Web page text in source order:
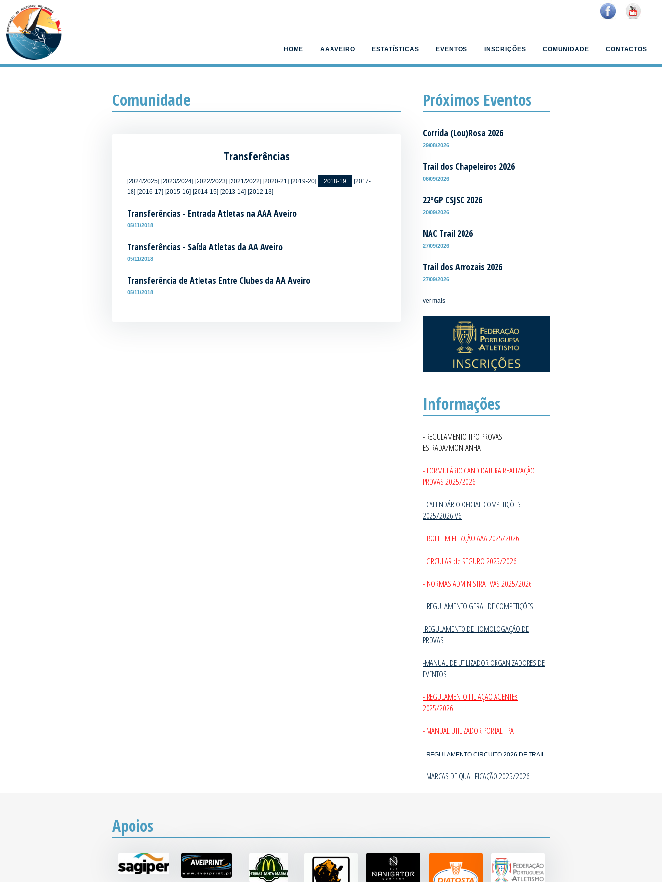
HOME AAAVEIRO ESTATÍSTICAS EVENTOS INSCRIÇÕES COMUNIDADE CONTACTOS
Comunidade
Transferências
[2024/2025] [2023/2024] [2022/2023] [2021/2022] [2020-21] [2019-20] 2018-19
[2017-
18] [2016-17] [2015-16] [2014-15] [2013-14] [2012-13]
Transferências - Entrada Atletas na AAA Aveiro
05/11/2018
Transferências - Saída Atletas da AA Aveiro
05/11/2018
Transferência de Atletas Entre Clubes da AA Aveiro
05/11/2018
Próximos Eventos
Corrida (Lou)Rosa 2026
29/08/2026
Trail dos Chapeleiros 2026
06/09/2026
22ºGP CSJSC 2026
20/09/2026
NAC Trail 2026
27/09/2026
Trail dos Arrozais 2026
27/09/2026
ver mais
Informações
- REGULAMENTO TIPO PROVAS
ESTRADA/MONTANHA
- FORMULÁRIO CANDIDATURA REALIZAÇÃO
PROVAS 2025/2026
- CALENDÁRIO OFICIAL COMPETIÇÕES
2025/2026 V6
- BOLETIM FILIAÇÃO AAA 2025/2026
- CIRCULAR de SEGURO 2025/2026
- NORMAS ADMINISTRATIVAS 2025/2026
- REGULAMENTO GERAL DE COMPETIÇÕES
-REGULAMENTO DE HOMOLOGAÇÃO DE
PROVAS
-MANUAL DE UTILIZADOR ORGANIZADORES DE
EVENTOS
- REGULAMENTO FILIAÇÃO AGENTEs
2025/2026
- MANUAL UTILIZADOR PORTAL FPA
- REGULAMENTO CIRCUITO 2026 DE TRAIL
- MARCAS DE QUALIFICAÇÃO 2025/2026
Apoios